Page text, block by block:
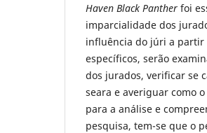
Haven Black Panther foi
imparcialidade dos
influência do júri a partir
específicos, serão
dos jurados, verificar se
seara e averiguar como o
para a análise e
pesquisa, tem-se que o